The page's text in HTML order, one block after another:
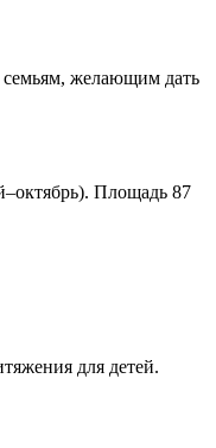
желающим дать
Площадь 87
для детей.